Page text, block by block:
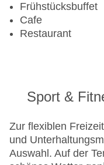
Frühstücksbuffet
Cafe
Restaurant
Sport &
Zur flexiblen
und
Auswahl. Auf der